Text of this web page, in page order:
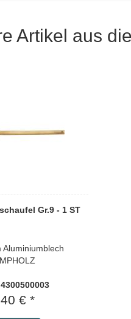
Artikel aus
Gr.9 - 1 ST
Aluminiumblech
€ *